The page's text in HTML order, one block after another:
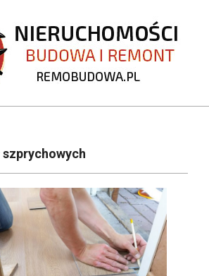
szprychowych